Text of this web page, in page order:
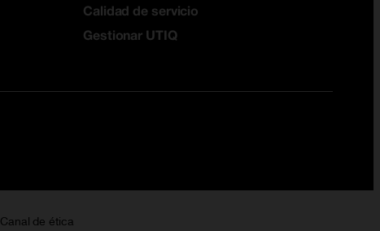
Calidad de servicio
Gestionar UTIQ
Canal de ética